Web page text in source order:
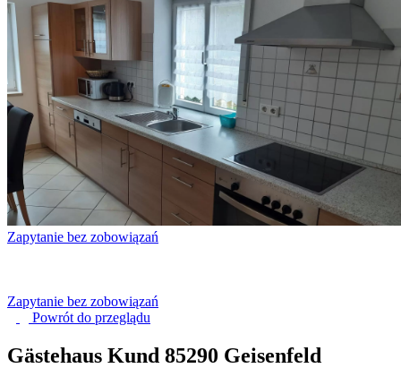
Zapytanie bez zobowiązań
Zapytanie bez zobowiązań
Powrót do przeglądu
Gästehaus Kund 85290 Geisenfeld